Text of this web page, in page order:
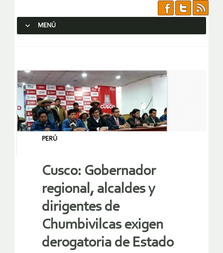
MENÚ
PERÚ
Cusco: Gobernador
regional, alcaldes y
dirigentes de
Chumbivilcas exigen
derogatoria de Estado